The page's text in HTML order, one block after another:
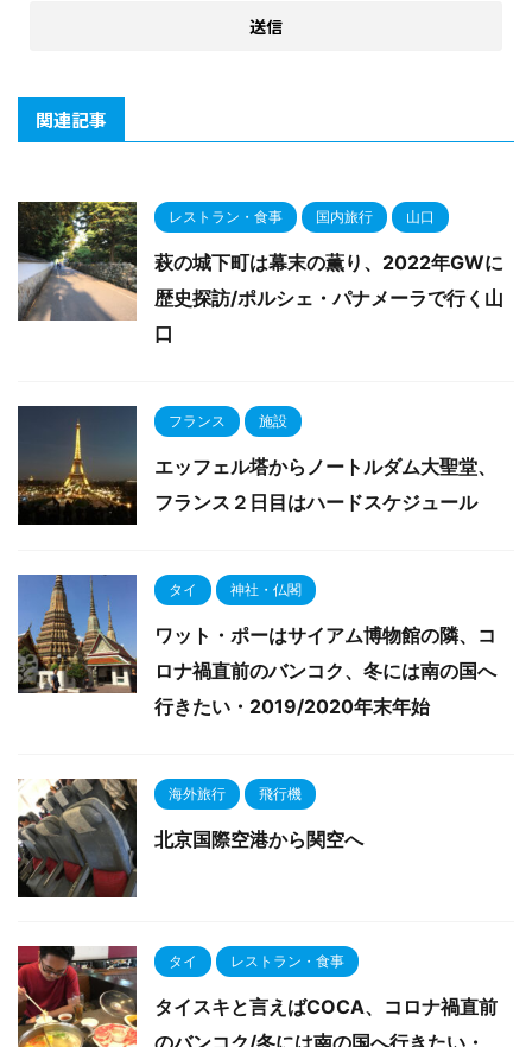
関連記事
レストラン・食事 国内旅行 山口
萩の城下町は幕末の薫り、2022年GWに
歴史探訪/ポルシェ・パナメーラで行く山
口
フランス 施設
エッフェル塔からノートルダム大聖堂、
フランス２日目はハードスケジュール
タイ 神社・仏閣
ワット・ポーはサイアム博物館の隣、コ
ロナ禍直前のバンコク、冬には南の国へ
行きたい・2019/2020年末年始
海外旅行 飛行機
北京国際空港から関空へ
タイ レストラン・食事
タイスキと言えばCOCA、コロナ禍直前
のバンコク/冬には南の国へ行きたい・